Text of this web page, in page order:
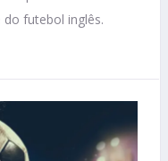
futebol inglês.